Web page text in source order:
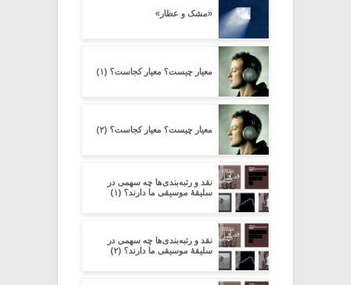
«مشک و عطار»
معیار چیست؟ معیار کجاست؟ (۱)
معیار چیست؟ معیار کجاست؟ (۲)
نقد و رتبه‌بندی‌ها چه سهمی در
سلیقۀ موسیقی ما دارند؟ (۱)
نقد و رتبه‌بندی‌ها چه سهمی در
سلیقۀ موسیقی ما دارند؟ (۲)